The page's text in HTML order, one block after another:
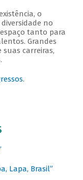
o
no
tanto para
Grandes
suas carreiras,
.
Lapa, Brasil”